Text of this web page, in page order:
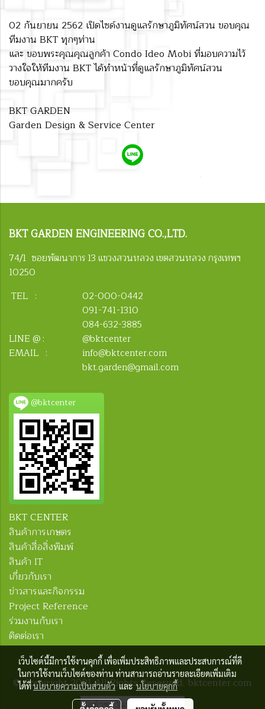
02 กันยายน 2562 เปิดไซด์งานดูแลรักษาภูมิทัศน์สวน ขอบคุณ
ทีมงาน BKT ทุกๆท่าน
และ ขอบพระคุณคุณลูกค้า Condo Ideo Mobi ที่มอบความไว้
วางใจให้ทีมงาน BKT ได้ทำหน้าที่ดูแลรักษาภูมิทัศน์สวน
ขอบคุณมากครับ
BKT GARDEN
Garden Design & Service Center
BKTGARDEN ENGINEERING CO.,LTD.
74/1 ซอยพัฒนาการ 13 แขวงสวนหลวง เขตสวนหลวง กรุงเทพฯ
10250
TEL :
02-000-0442
091-741-1310
084-632-3885
LINE @ :
@bktcenter
EMAIL :
info@bktcenter.com
bkt.garden@gmail.com
@bktcenter
BKT CENTER
สินค้าการเกษตร
สินค้าสื่อสิ่งพิมพ์
สินค้า IT
เกี่ยวกับเรา
ข่าวสารและกิจกรรม
Project Reference
ร่วมงานกับเรา
ติดต่อเรา
© Copyright 2021 All Rights Reserved. bktcenter.com
ผู้เข้าชมวันนี้
เว็บไซต์นี้มีการใช้งานคุกกี้ เพื่อเพิ่มประสิทธิภาพและประสบการณ์ที่ดี
ในการใช้งานเว็บไซต์ของท่าน ท่านสามารถอ่านรายละเอียดเพิ่มเติม
ได้ที่นโยบายความเป็นส่วนตัวและนโยบายคุกกี้